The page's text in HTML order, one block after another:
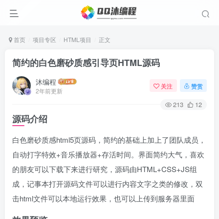
首页 项目专区 HTML项目 正文
简约的白色磨砂质感引导页HTML源码
沐编程
2年前更新
关注 赞赏
213 12
源码介绍
白色磨砂质感html5页源码，简约的基础上加上了团队成员，
自动打字特效+音乐播放器+存活时间。界面简约大气，喜欢
的朋友可以下载下来进行研究，源码由HTML+CSS+JS组
成，记事本打开源码文件可以进行内容文字之类的修改，双
击html文件可以本地运行效果，也可以上传到服务器里面